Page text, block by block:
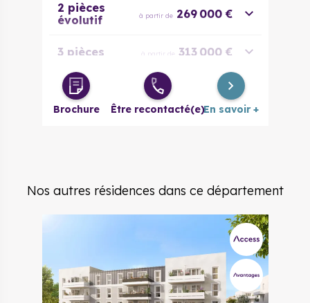
2 pièces
évolutif
à partir de 269 000 €
3 pièces à partir de 313 000 €
4 pièces à partir de 421 000 €
Brochure Être recontacté(e)En savoir +
Nos autres résidences dans ce département